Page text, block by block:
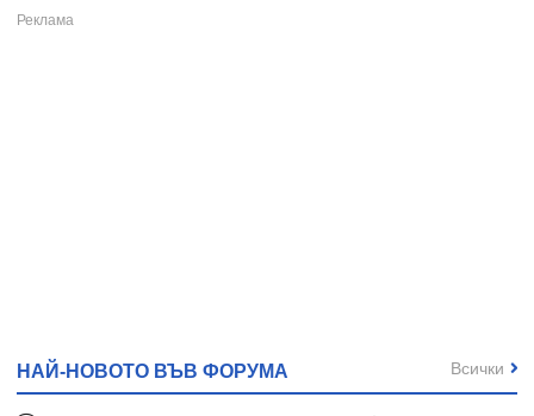
НАЙ-НОВОТО ВЪВ ФОРУМА Всички